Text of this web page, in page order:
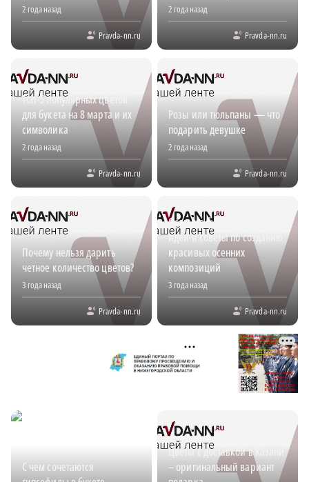
2 года назад
Pravda-nn.ru
2 года назад
Pravda-nn.ru
Топ‑5 популярных цветов
для букета на 8 марта и их
символика
2 года назад
Pravda-nn.ru
Розы или тюльпаны — что
подарить девушке
2 года назад
Pravda-nn.ru
Почему нельзя дарить
четное количество цветов?
3 года назад
Pravda-nn.ru
Осенние букеты: яркие
идеи и советы по созданию
красивых осенних
композиций
3 года назад
Pravda-nn.ru
С чем сочетаются
Цветы с доставкой в Казани
– оригинальный вариант